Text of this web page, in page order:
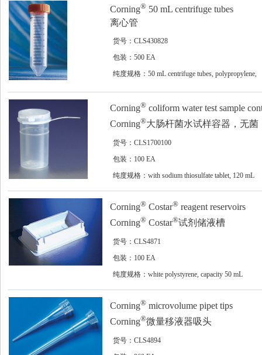
Corning® 50 mL centrifuge tubes
离心管
货号：CLS430828
包装：500 EA
纯度规格：50 mL centrifuge tubes, polypropylene,
Corning® coliform water test sample
Corning®大肠杆菌水试样容器，无菌
货号：CLS1700100
包装：100 EA
纯度规格：with sodium thiosulfate tablet, 120 mL
Corning® Costar® reagent reservoirs
Corning® Costar®试剂储液槽
货号：CLS4871
包装：100 EA
纯度规格：white polystyrene, capacity 50 mL
Corning® microvolume pipet tips
Corning®微量移液器吸头
货号：CLS4894